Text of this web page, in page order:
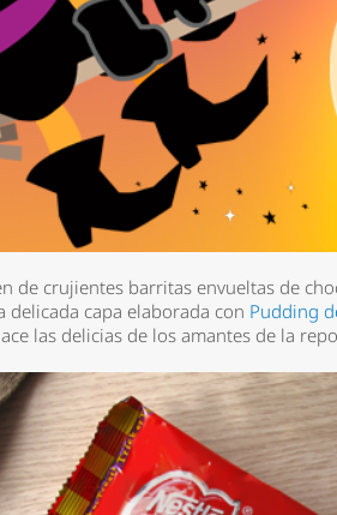
de crujientes barritas envueltas de
capa elaborada con Pudding
las delicias de los amantes de la